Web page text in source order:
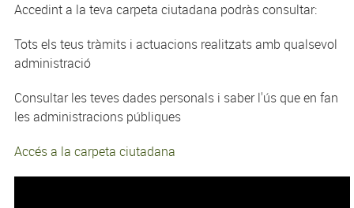
Accedint a la teva carpeta ciutadana podràs consultar:
Tots els teus tràmits i actuacions realitzats amb qualsevol
administració
Consultar les teves dades personals i saber l'ús que en fan
les administracions públiques
Accés a la carpeta ciutadana